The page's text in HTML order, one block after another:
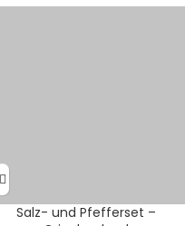
Salz- und Pfefferset –